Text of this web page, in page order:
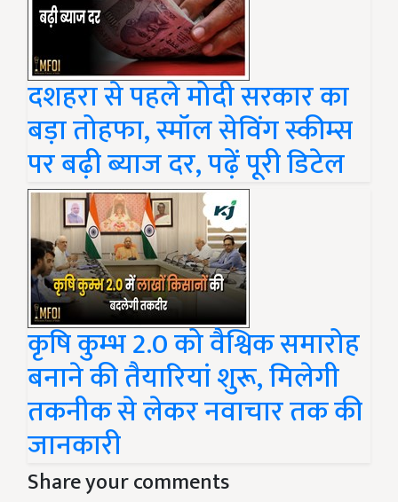
दशहरा से पहले मोदी सरकार का
बड़ा तोहफा, स्मॉल सेविंग स्कीम्स
पर बढ़ी ब्याज दर, पढ़ें पूरी डिटेल
कृषि कुम्भ 2.0 को वैश्विक समारोह
बनाने की तैयारियां शुरू, मिलेगी
तकनीक से लेकर नवाचार तक की
जानकारी
Share your comments